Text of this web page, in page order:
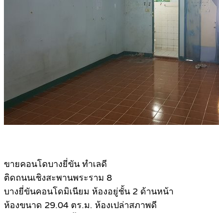
ขายคอนโดบางยี่ขัน ทำเลดี
ติดถนนเชิงสะพานพระราม 8
บางยี่ขันคอนโดมิเนียม ห้องอยู่ชั้น 2 ด้านหน้า
ห้องขนาด 29.04 ตร.ม. ห้องเปล่าสภาพดี